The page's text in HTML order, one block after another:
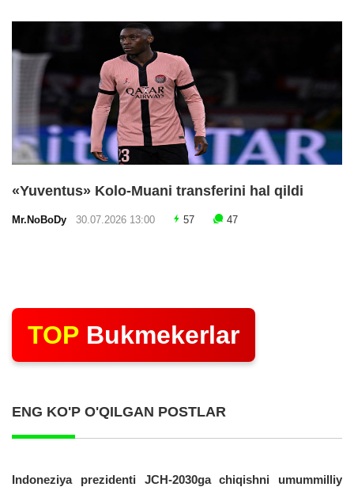
«Yuventus» Kolo-Muani transferini hal qildi
Mr.NoBoDy 30.07.2026 13:00 57 47
TOP Bukmekerlar
ENG KO'P O'QILGAN POSTLAR
Indoneziya prezidenti JCH-2030ga chiqishni umummilliy